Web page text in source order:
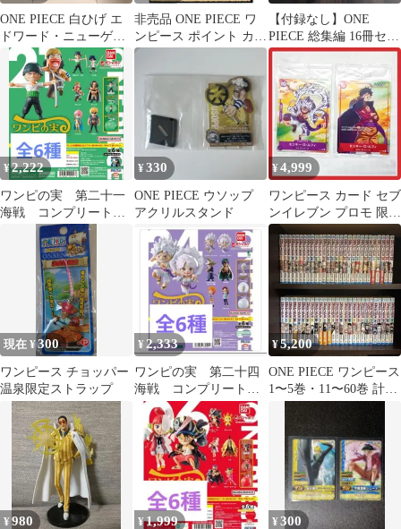
ONE PIECE 白ひげ エ
ドワード・ニューゲー
ト GRANDISTA
非売品 ONE PIECE ワ
ンピース ポイント カー
ド 着せ替え ステッカー
⁠【付録なし】ONE
PIECE 総集編 16冊セッ
ト ワンピース
¥2,222
ワンピの実 第二十一
海戦 コンプリートセ
ット フルコンプ
¥330
ONE PIECE ウソップ
アクリルスタンド
¥4,999
ワンピース カード セブ
ンイレブン プロモ 限定
ルフィ ニカ
現在 ¥300
ワンピース チョッパー
温泉限定ストラップ
¥ 2,333
ワンピの実 第二十四
海戦 コンプリートセ
ット フルコンプ
¥5,200
ONE PIECE ワンピース
1〜5巻・11〜60巻 計55
冊セット尾田栄一郎
¥980 ¥1,999 ¥300